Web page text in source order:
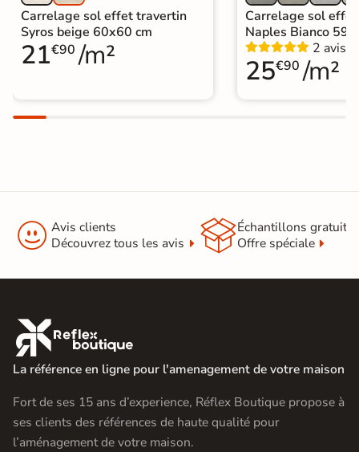
Carrelage sol effet travertin
Syros beige 60x60 cm
21€90 /m²
Carrelage sol
Naples Bianco
2 avis
25€90 /m²
 Avis clients
Découvrez tous les avis
Échantillons gratuit
Offre spéciale

La référence en ligne pour l'amenagement de votre maison
Fort de ses 15 ans d’experience, Réflex Boutique propose à
ses clients des références de haute qualité pour
l’aménagement de votre maison.